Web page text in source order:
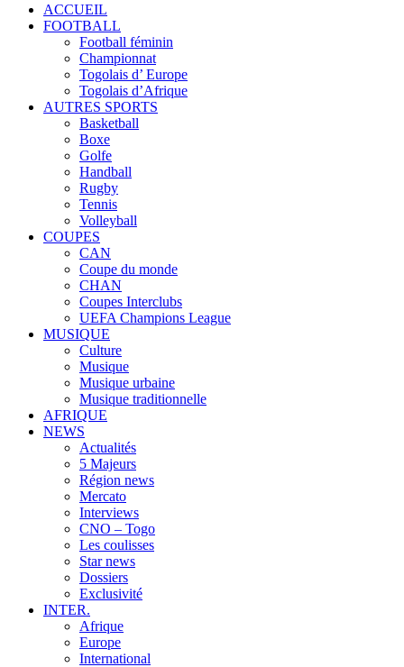
ACCUEIL
FOOTBALL
Football féminin
Championnat
Togolais d’ Europe
Togolais d’Afrique
AUTRES SPORTS
Basketball
Boxe
Golfe
Handball
Rugby
Tennis
Volleyball
COUPES
CAN
Coupe du monde
CHAN
Coupes Interclubs
UEFA Champions League
MUSIQUE
Culture
Musique
Musique urbaine
Musique traditionnelle
AFRIQUE
NEWS
Actualités
5 Majeurs
Région news
Mercato
Interviews
CNO – Togo
Les coulisses
Star news
Dossiers
Exclusivité
INTER.
Afrique
Europe
International